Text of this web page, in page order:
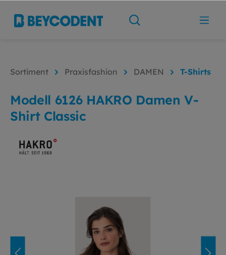
Sortiment Praxisfashion DAMEN T-Shirts
Modell 6126 HAKRO Damen V-
Shirt Classic